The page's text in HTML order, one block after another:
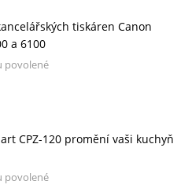
tiskáren Canon
a 6100
povolené
CPZ-120 promění vaši kuchyň
povolené